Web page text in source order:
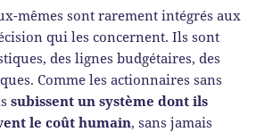
mêmes sont rarement intégrés aux
qui les concernent. Ils sont
des lignes budgétaires, des
Comme les actionnaires sans
subissent un système dont ils
le coût humain, sans jamais